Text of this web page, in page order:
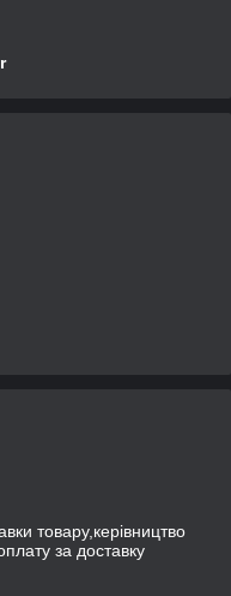
товару,керівництво
за доставку